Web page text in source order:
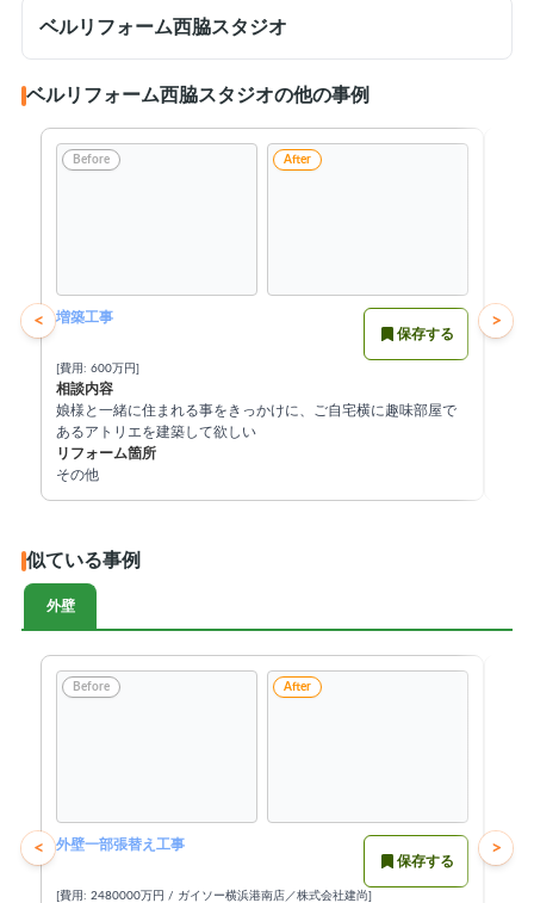
ベルリフォーム西脇スタジオ
ベルリフォーム西脇スタジオの他の事例
<
Before After
増築工事
保存する
[費用: 600万円]
相談内容
娘様と一緒に住まれる事をきっかけに、ご自宅横に趣味部屋で
あるアトリエを建築して欲しい
リフォーム箇所
その他
屋根
>
似ている事例
外壁
<
Before After
外壁一部張替え工事
保存する
[費用: 2480000万円 / ガイソー横浜港南店／株式会社建尚]
外壁
>